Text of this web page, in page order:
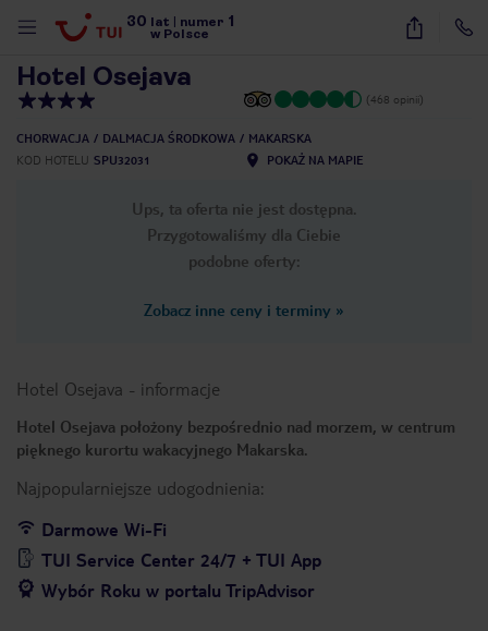
30 lat numer 1
w Polsce
18
Hotel Osejava
(468 opinii)
CHORWACJA DALMACJA ŚRODKOWA
MAKARSKA
KOD HOTELU SPU32031 POKAŻ NA MAPIE
Ups, ta oferta nie jest dostępna.
Przygotowaliśmy dla Ciebie
podobne oferty:
Zobacz inne ceny i terminy »
Hotel Osejava - informacje
Hotel Osejava położony bezpośrednio nad morzem, w centrum
pięknego kurortu wakacyjnego Makarska.
Najpopularniejsze udogodnienia:
Darmowe Wi-Fi
TUI Service Center 24/7 + TUI App
Wybór Roku w portalu TripAdvisor